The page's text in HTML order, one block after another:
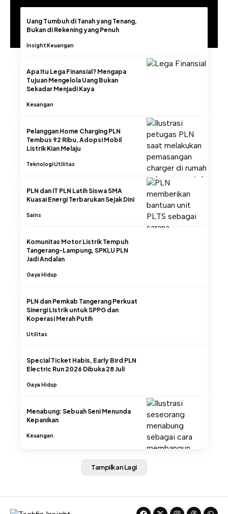
Uang Tumbuh di Tanah yang Tenang,
Bukan di Rekening yang Penuh
InsightKeuangan
Apa Itu Lega Finansial? Mengapa
Tujuan Mengelola Uang Bukan
Sekadar Menjadi Kaya
Keuangan
Pelanggan Home Charging PLN
Tembus 92 Ribu, Adopsi Mobil
Listrik Kian Melaju
TeknologiUtilitas
PLN dan IT PLN Latih Siswa SMA
Kuasai Energi Terbarukan Sejak Dini
Sains
Komunitas Motor Listrik Tempuh
Tangerang-Lampung, SPKLU PLN
Jadi Andalan
Gaya Hidup
PLN dan Pemkab Tangerang Perkuat
Sinergi Listrik untuk SPPG dan
Koperasi Merah Putih
Utilitas
Special Ticket Habis, Early Bird PLN
Electric Run 2026 Dibuka 28 Juli
Gaya Hidup
Menabung: Sebuah Seni Menunda
Kepanikan
Keuangan
Tampilkan Lagi